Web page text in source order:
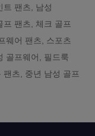
트 팬츠, 남성
프 팬츠, 체크 골프
웨어 팬츠, 스포츠
골프웨어, 필드룩
츠, 중년 남성 골프